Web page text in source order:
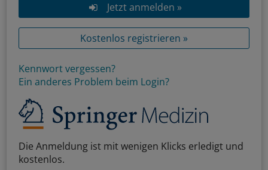
Jetzt anmelden »
Kostenlos registrieren »
Kennwort vergessen?
Ein anderes Problem beim Login?
Die Anmeldung ist mit wenigen Klicks erledigt und
kostenlos.